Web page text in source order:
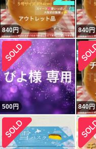
840円 840円
500円 840円